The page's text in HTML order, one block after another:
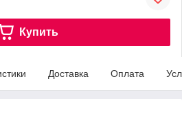
Купить
Доставка Оплата